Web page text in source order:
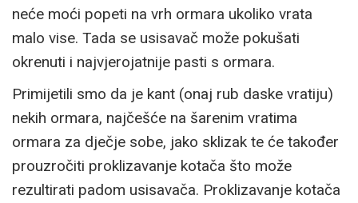
neće moći popeti na vrh ormara ukoliko vrata
malo vise. Tada se usisavač može pokušati
okrenuti i najvjerojatnije pasti s ormara.
Primijetili smo da je kant (onaj rub daske vratiju)
nekih ormara, najčešće na šarenim vratima
ormara za dječje sobe, jako sklizak te će također
prouzročiti proklizavanje kotača što može
rezultirati padom usisavača. Proklizavanje kotača